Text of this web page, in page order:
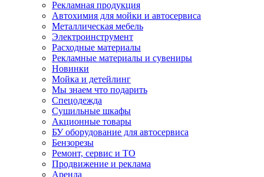
Рекламная продукция
Автохимия для мойки и автосервиса
Металлическая мебель
Электроинструмент
Расходные материалы
Рекламные материалы и сувениры
Новинки
Мойка и детейлинг
Мы знаем что подарить
Спецодежда
Сушильные шкафы
Акционные товары
БУ оборудование для автосервиса
Бензорезы
Ремонт, сервис и ТО
Продвижение и реклама
Аренда